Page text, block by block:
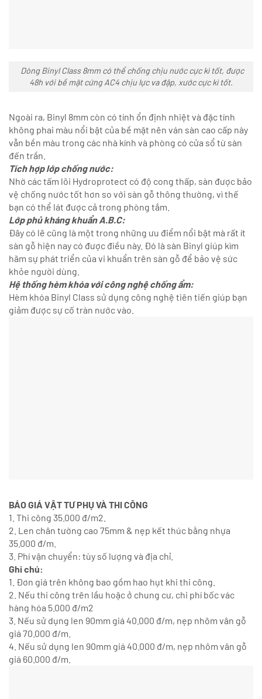
Dòng Binyl Class 8mm có thể chống chịu nước cực kì tốt, được
48h với bề mặt cứng AC4 chịu lực va đập, xước cực kì tốt.
Ngoài ra, Binyl 8mm còn có tính ổn định nhiệt và đặc tính
không phai màu nổi bật của bề mặt nên ván sàn cao cấp này
vẫn bền màu trong các nhà kính và phòng có cửa sổ từ sàn
đến trần.
Tích hợp lớp chống nước:
Nhờ các tấm lõi Hydroprotect có độ cong thấp, sàn được bảo
vệ chống nước tốt hơn so với sàn gỗ thông thường, vì thế
bạn có thể lát được cả trong phòng tắm.
Lớp phủ kháng khuẩn A.B.C:
Đây có lẽ cũng là một trong những ưu điểm nổi bật mà rất ít
sàn gỗ hiện nay có được điều này. Đó là sàn Binyl giúp kìm
hãm sự phát triển của vi khuẩn trên sàn gỗ để bảo vệ sức
khỏe người dùng.
Hệ thống hèm khóa với công nghệ chống ẩm:
Hèm khóa Binyl Class sử dụng công nghệ tiên tiến giúp bạn
giảm được sự cố tràn nước vào.
BÁO GIÁ VẬT TƯ PHỤ VÀ THI CÔNG
1. Thi công 35.000 đ/m2.
2. Len chân tường cao 75mm & nẹp kết thúc bằng nhựa
35.000 đ/m.
3. Phí vận chuyển: tùy số lượng và địa chỉ.
Ghi chú:
1. Đơn giá trên không bao gồm hao hụt khi thi công.
2. Nếu thi công trên lầu hoặc ở chung cư, chi phí bốc vác
hàng hóa 5.000 đ/m2
3. Nếu sử dụng len 90mm giá 40.000 đ/m, nẹp nhôm vân gỗ
giá 70.000 đ/m.
4. Nếu sử dụng len 90mm giá 40.000 đ/m, nẹp nhôm vân gỗ
giá 60.000 đ/m.